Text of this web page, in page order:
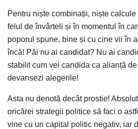
Pentru niște combinații, niște
felul de învârteli și în momentul în
poporul spune, bine și cu cine vii în
încă! Păi nu ai candidat? Nu ai
stabilit cum vei candida ca alianță
devansezi alegerile!
Asta nu denotă decât prostie!
oricărei strategii politice să faci o
vine cu un capital politic negativ, iar